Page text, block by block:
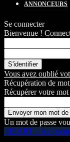
ANNONCEURS
Se connecter
Bienvenue !
Vous avez oublié
Récupération de
Récupérer votre mot
Un mot de passe
HEART – Au